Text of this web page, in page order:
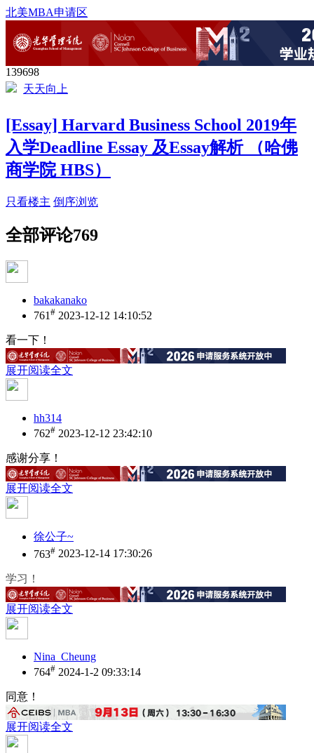
北美MBA申请区
139698
天天向上
[Essay] Harvard Business School 2019年
入学Deadline Essay 及Essay解析 （哈佛
商学院 HBS）
只看楼主 倒序浏览
全部评论769
bakakanako
761 # 2023-12-12 14:10:52
看一下！
展开阅读全文
hh314
762# 2023-12-12 23:42:10
感谢分享！
展开阅读全文
徐公子~
763# 2023-12-14 17:30:26
学习！
展开阅读全文
Nina_Cheung
764# 2024-1-2 09:33:14
同意！
展开阅读全文